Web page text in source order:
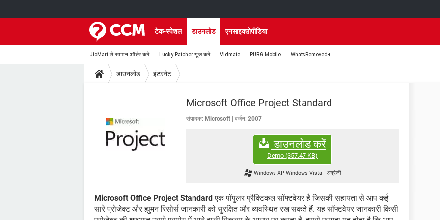
टेक-स्पेशल डाउनलोड एनसाइक्लोपीडिया
JioMart से सामान ऑर्डर करें Lucky Patcher यूज करें Vidmate PUBG Mobile WhatsRemoved+
डाउनलोड इंटरनेट
Microsoft Office Project Standard
संपादक: Microsoft वर्जन: 2007
डाउनलोड करें
Demo (357.47 KB)
Windows XP Windows Vista-अंग्रेजी
Microsoft Office Project Standardएक पॉपुलर प्रैक्टिकल सॉफ्टवेयर है जिसकी सहायता से आप कई
सारे प्रोजेक्ट और ह्युमन रिसोर्स जानकारी को सुरक्षित और व्यवस्थित रख सकते हैं. यह सॉफ्टवेयर जानकारी किसी